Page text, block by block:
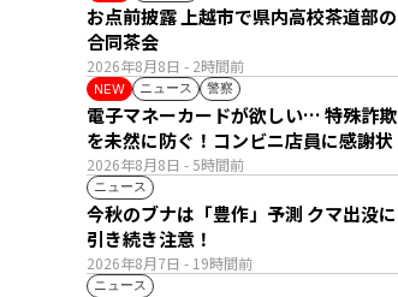
2026年8月8日 - 2時間前
お点前披露 上越市で県内高校茶道部の
合同茶会
NEW ニュース 警察
2026年8月8日 - 5時間前
電子マネーカードが欲しい… 特殊詐欺
を未然に防ぐ！コンビニ店員に感謝状
ニュース
2026年8月7日 - 19時間前
今秋のブナは「豊作」予測 クマ出没に
引き続き注意！
ニュース